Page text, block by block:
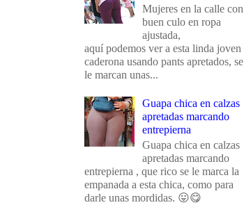
Mujeres en la calle con
buen culo en ropa
ajustada,
aquí podemos ver a esta linda joven
caderona usando pants apretados, se
le marcan unas...
Guapa chica en calzas
apretadas marcando
entrepierna
Guapa chica en calzas
apretadas marcando
entrepierna , que rico se le marca la
empanada a esta chica, como para
darle unas mordidas. 😛😋